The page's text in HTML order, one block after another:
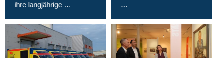
ihre langjährige …
…